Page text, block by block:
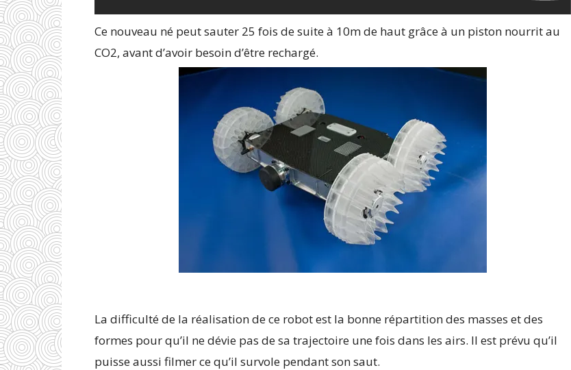
Ce nouveau né peut sauter 25 fois de suite à 10m de haut grâce à un piston nourrit au
CO2, avant d’avoir besoin d’être rechargé.
La difficulté de la réalisation de ce robot est la bonne répartition des masses et des
formes pour qu’il ne dévie pas de sa trajectoire une fois dans les airs. Il est prévu qu’il
puisse aussi filmer ce qu’il survole pendant son saut.